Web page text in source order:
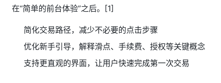
在“简单的前台体验”之后。[1]
简化交易路径，减少不必要的点击步骤
优化新手引导，解释滑点、手续费、授权等关键概念
支持更直观的界面，让用户快速完成第一次交易